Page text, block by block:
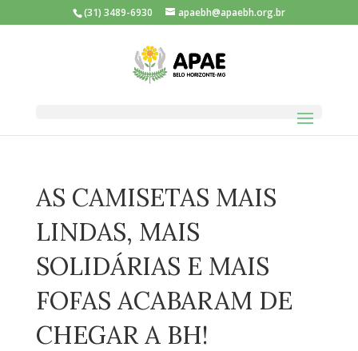
(31) 3489-6930 apaebh@apaebh.org.br
AS CAMISETAS MAIS
LINDAS, MAIS
SOLIDÁRIAS E MAIS
FOFAS ACABARAM DE
CHEGAR A BH!